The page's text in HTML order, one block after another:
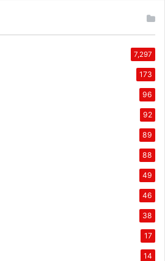
7,297
173
96
92
89
88
49
46
38
17
14